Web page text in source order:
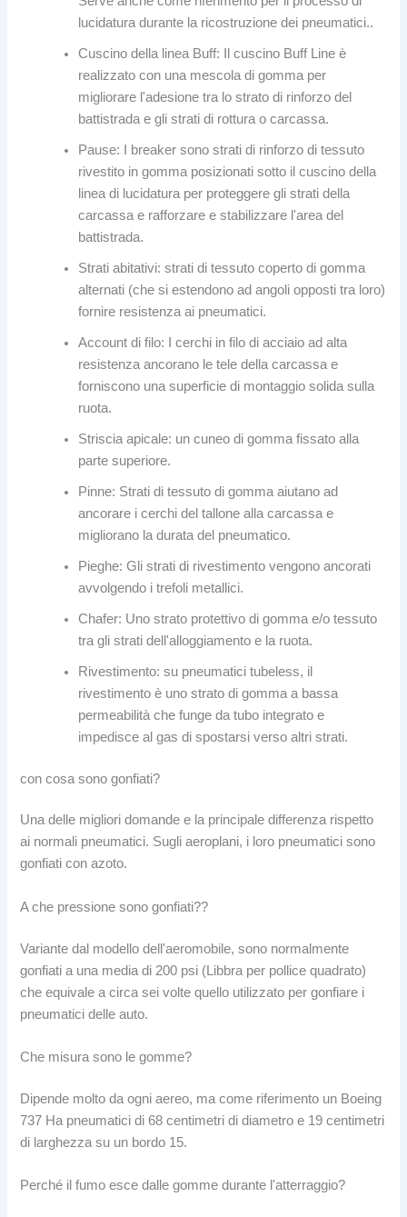
lucidatura durante la ricostruzione dei pneumatici..
Cuscino della linea Buff: Il cuscino Buff Line è
realizzato con una mescola di gomma per
migliorare l'adesione tra lo strato di rinforzo del
battistrada e gli strati di rottura o carcassa.
Pause: I breaker sono strati di rinforzo di tessuto
rivestito in gomma posizionati sotto il cuscino della
linea di lucidatura per proteggere gli strati della
carcassa e rafforzare e stabilizzare l'area del
battistrada.
Strati abitativi: strati di tessuto coperto di gomma
alternati (che si estendono ad angoli opposti tra loro)
fornire resistenza ai pneumatici.
Account di filo: I cerchi in filo di acciaio ad alta
resistenza ancorano le tele della carcassa e
forniscono una superficie di montaggio solida sulla
ruota.
Striscia apicale: un cuneo di gomma fissato alla
parte superiore.
Pinne: Strati di tessuto di gomma aiutano ad
ancorare i cerchi del tallone alla carcassa e
migliorano la durata del pneumatico.
Pieghe: Gli strati di rivestimento vengono ancorati
avvolgendo i trefoli metallici.
Chafer: Uno strato protettivo di gomma e/o tessuto
tra gli strati dell'alloggiamento e la ruota.
Rivestimento: su pneumatici tubeless, il
rivestimento è uno strato di gomma a bassa
permeabilità che funge da tubo integrato e
impedisce al gas di spostarsi verso altri strati.
con cosa sono gonfiati?
Una delle migliori domande e la principale differenza rispetto
ai normali pneumatici. Sugli aeroplani, i loro pneumatici sono
gonfiati con azoto.
A che pressione sono gonfiati??
Variante dal modello dell'aeromobile, sono normalmente
gonfiati a una media di 200 psi (Libbra per pollice quadrato)
che equivale a circa sei volte quello utilizzato per gonfiare i
pneumatici delle auto.
Che misura sono le gomme?
Dipende molto da ogni aereo, ma come riferimento un Boeing
737 Ha pneumatici di 68 centimetri di diametro e 19 centimetri
di larghezza su un bordo 15.
Perché il fumo esce dalle gomme durante l'atterraggio?